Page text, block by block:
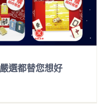
選都替您想好